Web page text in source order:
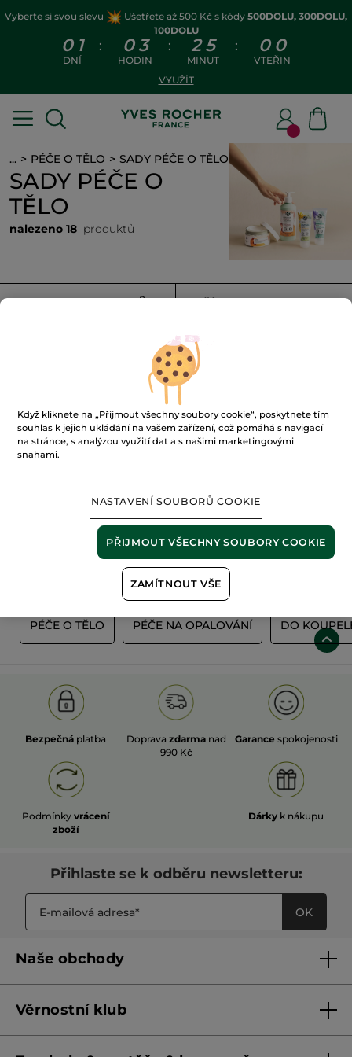
Vyberte si svou slevu Ušetřete až 500 Kč s kódy 500DOLU, 300DOLU,
100DOLU
0 1
DNÍ
: 0 3
HODIN
: 2 5
MINUT
: 0 0
VTEŘIN
VYUŽÍT
... PÉČE O TĚLO SADY PÉČE O TĚLO
SADY PÉČE O
TĚLO
nalezeno 18 produktů
100%rostlinné
60 hektarů
Zobrazit více
PÉČE O TĚLO PÉČE NA OPALOVÁNÍ DO
Bezpečná platba Doprava zdarma nad
990 Kč
Garance spokojenosti
Podmínky vrácení
zboží
Dárky k nákupu
Přihlaste se k odběru newsletteru:
OK
Naše obchody
Franšízing
Věrnostní klub
Když kliknete na „Přijmout všechny soubory cookie“, poskytnete tím
souhlas k jejich ukládání na vašem zařízení, což pomáhá s navigací
na stránce, s analýzou využití dat a s našimi marketingovými
snahami.
NASTAVENÍ SOUBORŮ COOKIE
ZAMÍTNOUT VŠE
PŘIJMOUT VŠECHNY SOUBORY COOKIE